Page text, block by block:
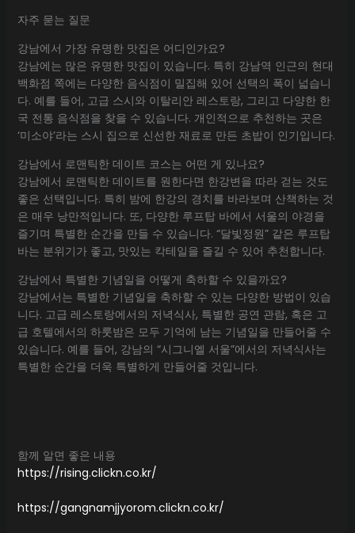
자주 묻는 질문
강남에서 가장 유명한 맛집은 어디인가요?
강남에는 많은 유명한 맛집이 있습니다. 특히 강남역 인근의 현대
백화점 쪽에는 다양한 음식점이 밀집해 있어 선택의 폭이 넓습니
다. 예를 들어, 고급 스시와 이탈리안 레스토랑, 그리고 다양한 한
국 전통 음식점을 찾을 수 있습니다. 개인적으로 추천하는 곳은
‘미소야’라는 스시 집으로 신선한 재료로 만든 초밥이 인기입니다.
강남에서 로맨틱한 데이트 코스는 어떤 게 있나요?
강남에서 로맨틱한 데이트를 원한다면 한강변을 따라 걷는 것도
좋은 선택입니다. 특히 밤에 한강의 경치를 바라보며 산책하는 것
은 매우 낭만적입니다. 또, 다양한 루프탑 바에서 서울의 야경을
즐기며 특별한 순간을 만들 수 있습니다. “달빛정원” 같은 루프탑
바는 분위기가 좋고, 맛있는 칵테일을 즐길 수 있어 추천합니다.
강남에서 특별한 기념일을 어떻게 축하할 수 있을까요?
강남에서는 특별한 기념일을 축하할 수 있는 다양한 방법이 있습
니다. 고급 레스토랑에서의 저녁식사, 특별한 공연 관람, 혹은 고
급 호텔에서의 하룻밤은 모두 기억에 남는 기념일을 만들어줄 수
있습니다. 예를 들어, 강남의 “시그니엘 서울”에서의 저녁식사는
특별한 순간을 더욱 특별하게 만들어줄 것입니다.
함께 알면 좋은 내용
https://rising.clickn.co.kr/
https://gangnamjjyorom.clickn.co.kr/